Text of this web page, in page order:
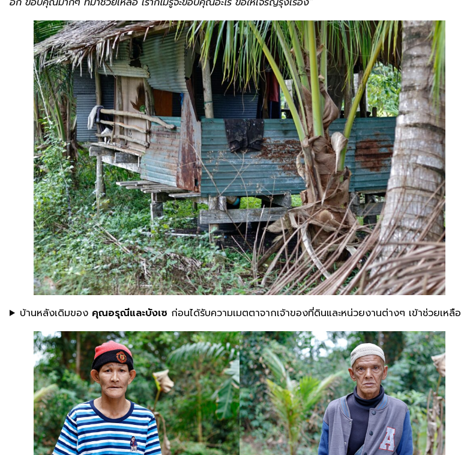
บ้านหลังเดิมของ คุณอรุณีและบังเซ ก่อนได้รับความเมตตาจากเจ้าของที่ดินและหน่วยงานต่างๆ เข้าช่วยเหลือ